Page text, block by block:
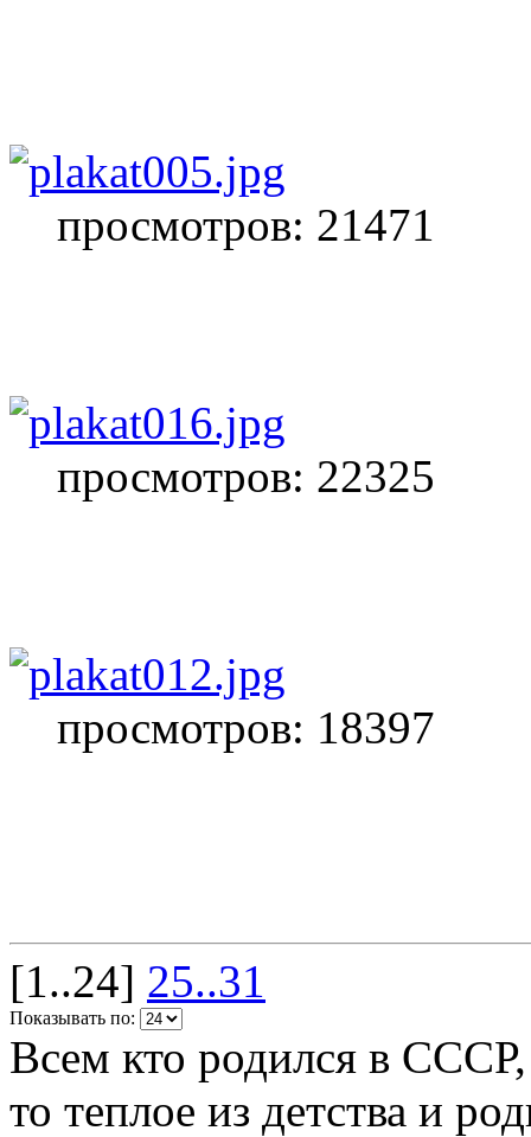
просмотров: 21471
просмотров: 22325
просмотров: 18397
[1..24] 25..31
Показывать по:
Всем кто родился в
то теплое из детства и